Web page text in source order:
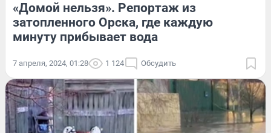
«Домой нельзя». Репортаж из
затопленного Орска, где каждую
минуту прибывает вода
7 апреля, 2024, 01:28 1 124 Обсудить